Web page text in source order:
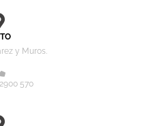
y Muros.
570